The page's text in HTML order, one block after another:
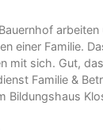
einer Familie.
mit sich. Gut,
Familie &
Bildungshaus